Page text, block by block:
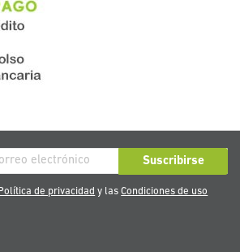
Suscribirse
Política de privacidad y lasCondiciones de uso